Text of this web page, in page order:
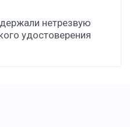
нетрезвую
удостоверения